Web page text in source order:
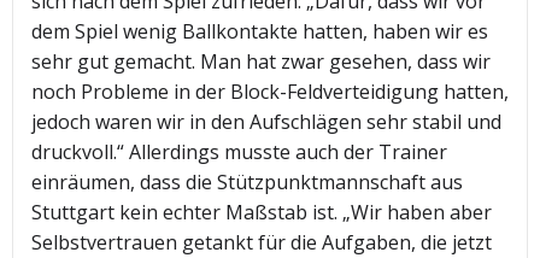
dem Spiel wenig Ballkontakte hatten, haben wir es
sehr gut gemacht. Man hat zwar gesehen, dass wir
noch Probleme in der Block-Feldverteidigung hatten,
jedoch waren wir in den Aufschlägen sehr stabil und
druckvoll.“ Allerdings musste auch der Trainer
einräumen, dass die Stützpunktmannschaft aus
Stuttgart kein echter Maßstab ist. „Wir haben aber
Selbstvertrauen getankt für die Aufgaben, die jetzt